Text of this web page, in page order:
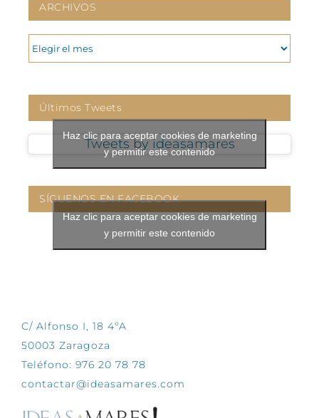
ARCHIVOS
ARCHIVOS
Últimos Tweets
Tweets by ideasamares
Haz clic para aceptar cookies de marketing
y permitir este contenido
SÍGUENOS EN FACEBOOK
Haz clic para aceptar cookies de marketing
y permitir este contenido
C/ Alfonso I, 18 4ºA
50003 Zaragoza
Teléfono: 976 20 78 78
contactar@ideasamares.com